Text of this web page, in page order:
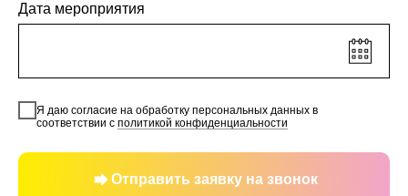
Дата мероприятия
Я даю согласие на обработку персональных данных в
соответствии с политикой конфиденциальности
Отправить заявку на звонок